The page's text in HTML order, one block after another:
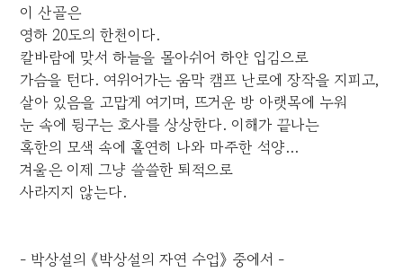
이 산골은
영하 20도의 한천이다.
칼바람에 맞서 하늘을 몰아쉬어 하얀 입김으로
가슴을 턴다. 여위어가는 움막 캠프 난로에 장작을 지피고,
살아 있음을 고맙게 여기며, 뜨거운 방 아랫목에 누워
눈 속에 뒹구는 호사를 상상한다. 이해가 끝나는
혹한의 모색 속에 홀연히 나와 마주한 석양...
겨울은 이제 그냥 쓸쓸한 퇴적으로
사라지지 않는다.
- 박상설의 《박상설의 자연 수업》 중에서 -